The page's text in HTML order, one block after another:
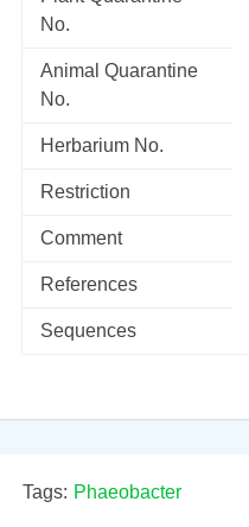
No.
Animal Quarantine
No.
Herbarium No.
Restriction
Comment
References
Sequences
Tags: Phaeobacter